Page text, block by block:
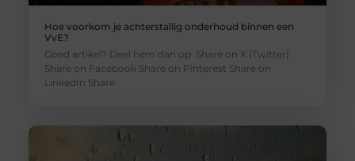
Hoe voorkom je achterstallig onderhoud binnen een
VvE?
Goed artikel? Deel hem dan op: Share on X (Twitter)
Share on Facebook Share on Pinterest Share on
LinkedIn Share